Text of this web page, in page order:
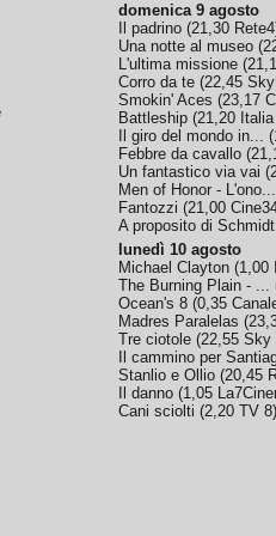
domenica 9 agosto
Il padrino (21,30 Rete4
Una notte al museo (
L'ultima missione (
Corro da te (22,45
Smokin' Aces (23,17
Battleship (21,20
Il giro del mondo in... (
Febbre da cavallo (
Un fantastico via vai (
Men of Honor - L'ono...
Fantozzi (21,00
A proposito di Schmidt
lunedì 10 agosto
Michael Clayton (1,00
The Burning Plain - ...
Ocean's 8 (0,35
Madres Paralelas (
Tre ciotole (22,55 Sky
Il cammino per
Stanlio e Ollio (20,45
Il danno (1,05
Cani sciolti (2,20 TV 8)